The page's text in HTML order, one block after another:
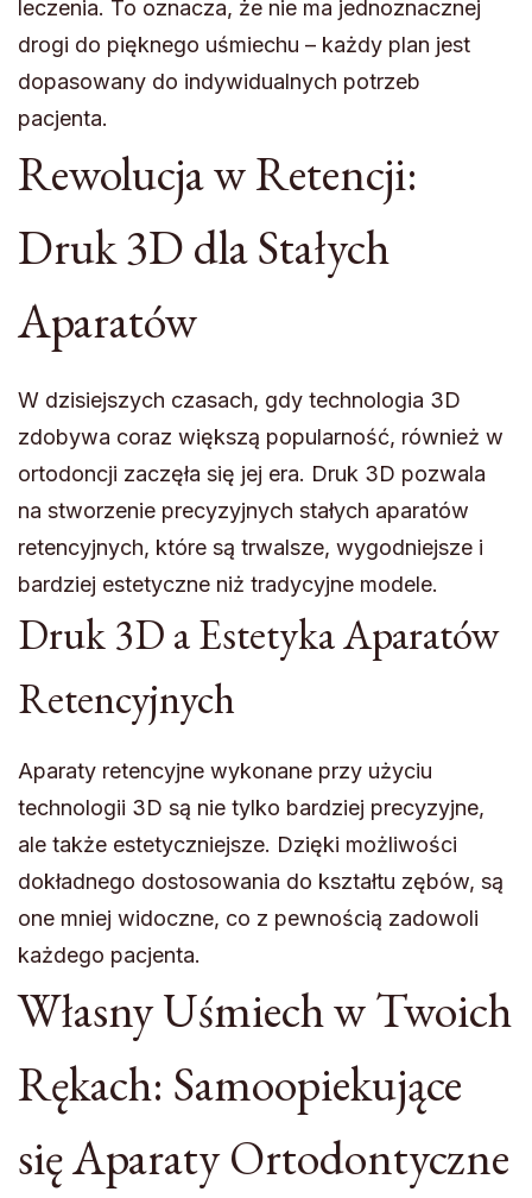
leczenia. To oznacza, że nie ma jednoznacznej
drogi do pięknego uśmiechu – każdy plan jest
dopasowany do indywidualnych potrzeb
pacjenta.
Rewolucja w Retencji:
Druk 3D dla Stałych
Aparatów
W dzisiejszych czasach, gdy technologia 3D
zdobywa coraz większą popularność, również w
ortodoncji zaczęła się jej era. Druk 3D pozwala
na stworzenie precyzyjnych stałych aparatów
retencyjnych, które są trwalsze, wygodniejsze i
bardziej estetyczne niż tradycyjne modele.
Druk 3D a Estetyka Aparatów
Retencyjnych
Aparaty retencyjne wykonane przy użyciu
technologii 3D są nie tylko bardziej precyzyjne,
ale także estetyczniejsze. Dzięki możliwości
dokładnego dostosowania do kształtu zębów, są
one mniej widoczne, co z pewnością zadowoli
każdego pacjenta.
Własny Uśmiech w Twoich
Rękach: Samoopiekujące
się Aparaty Ortodontyczne